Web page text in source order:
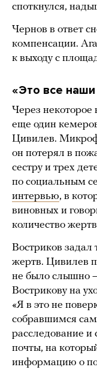
споткнулся,
Чернов в ответ
компенсации.
к выходу с
«Это все
Через
еще один
Цивилев.
он потерял в
сестру и трех
по социальным
интервью, в
виновных и
количество
Востриков задал
жертв. Цивилев
не было слышно
Вострикову на
«Я в это не
собравшимся
расследование и
почты, на
информацию о